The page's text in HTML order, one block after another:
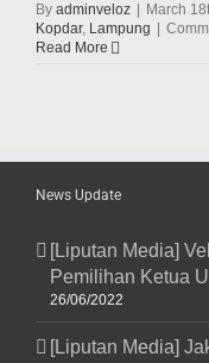
By adminveloz March
Kopdar, Lampung
Read More
News Update
[Liputan Media]
Pemilihan Ketua
26/06/2022
[Liputan Media]